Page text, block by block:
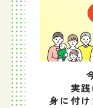
実
身に付